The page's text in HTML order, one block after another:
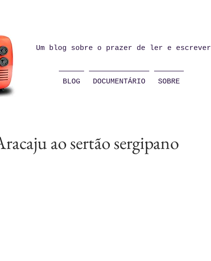
Um blog sobre o prazer de ler e escrever
BLOG DOCUMENTÁRIO SOBRE
ao sertão sergipano